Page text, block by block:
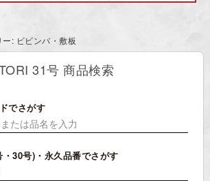
ー: ビビンバ・敷板
31号 商品検索
でさがす
30号)・永久品番でさがす